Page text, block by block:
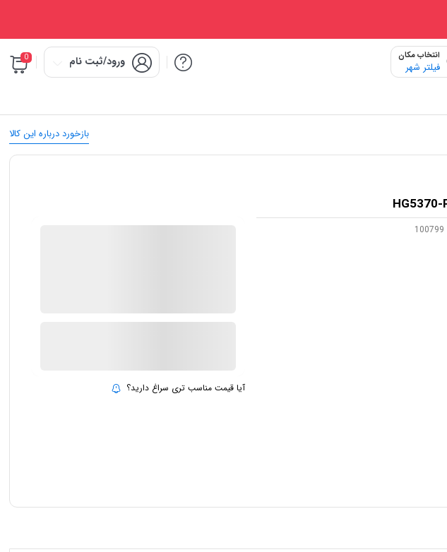
انتخاب مکان
فیلتر شهر ورود/ثبت نام 0
بازخورد درباره این کالا
100799
آیا قیمت مناسب تری سراغ دارید؟